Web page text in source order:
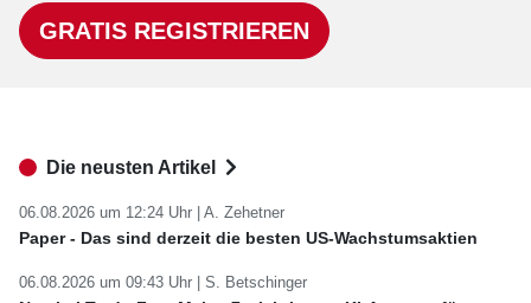
GRATIS REGISTRIEREN
Die neusten Artikel
06.08.2026 um 12:24 Uhr | A. Zehetner
Paper - Das sind derzeit die besten US-Wachstumsaktien
06.08.2026 um 09:43 Uhr | S. Betschinger